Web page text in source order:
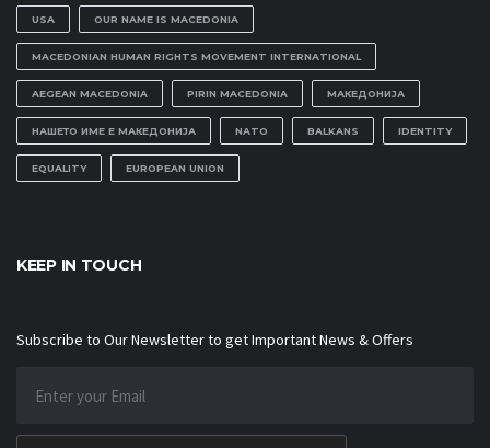
USA OUR NAME IS MACEDONIA
MACEDONIAN HUMAN RIGHTS MOVEMENT INTERNATIONAL
AEGEAN MACEDONIA PIRIN MACEDONIA МАКЕДОНИЈА
НАШЕТО ИМЕ Е МАКЕДОНИЈА NATO BALKANS IDENTITY
EQUALITY EUROPEAN UNION
KEEP IN TOUCH
Subscribe to Our Newsletter to get Important News & Offers